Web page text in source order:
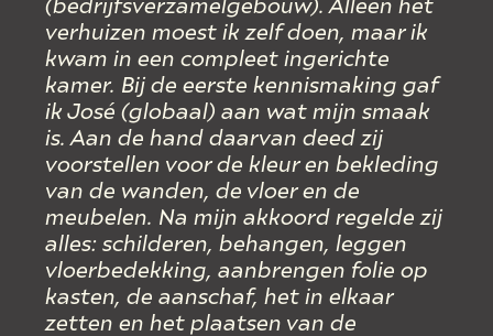
verhuizen moest ik zelf doen, maar ik
kwam in een compleet ingerichte
kamer. Bij de eerste kennismaking gaf
ik José (globaal) aan wat mijn smaak
is. Aan de hand daarvan deed zij
voorstellen voor de kleur en bekleding
van de wanden, de vloer en de
meubelen. Na mijn akkoord regelde zij
alles: schilderen, behangen, leggen
vloerbedekking, aanbrengen folie op
kasten, de aanschaf, het in elkaar
zetten en het plaatsen van de